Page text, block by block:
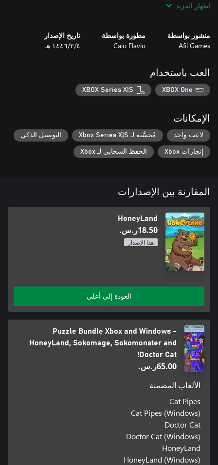
اركض! اقفز! اسقط على بطنك!
إظهار المزيد
منشور بواسطة
Afil Games
مطورة بواسطة
Caio Flavio
تاريخ الإصدار
٤‏/٢‏/١٤٤٦ هـ
العب باستخدام
XBOX One
XBOX Series X|S
الإمكانات
لاعب واحد مُحسَّنة لـ Xbox Series X|S التوصيل الذكي
إنجازات Xbox الحفظ السحابي لـ Xbox
المقارنة بين الإصدارات
HoneyLand
‪ر.س.‏‎18.50‬
هذا الإصدار
العودة إلى أعلى
Puzzle Bundle Xbox and Windows -
HoneyLand, Sokomage, Sokomonster and
Doctor Cat!
‪ر.س.‏‎65.00‬
الألعاب المضمنة
Cat Pipes
Cat Pipes (Windows)
Doctor Cat
Doctor Cat (Windows)
HoneyLand
HoneyLand (Windows)